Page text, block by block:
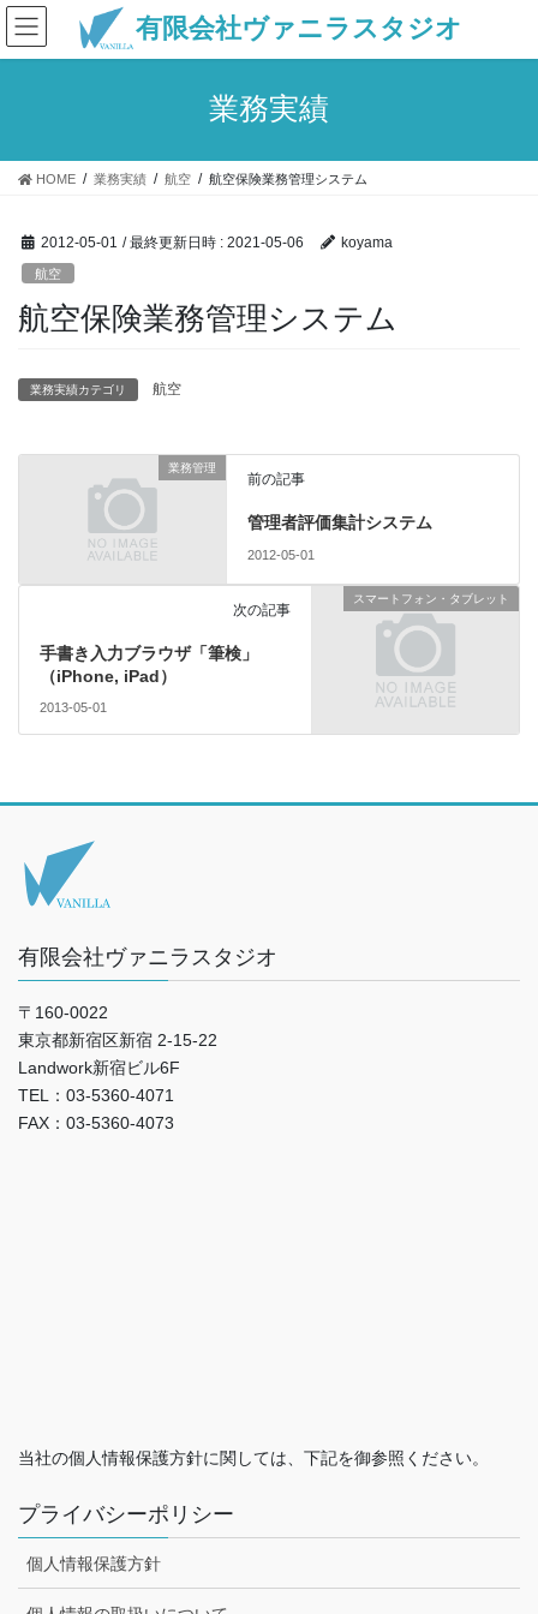
コ
ン
テ
ス
ナ
ビ
ゲ
ン
有限会社ヴァニラスタジオ
業務実績
HOME 業務実績 航空 航空保険業務管理システム
2012-05-01 / 最終更新日時 : 2021-05-06 koyama
航空
航空保険業務管理システム
業務実績カテゴリ 航空
業務管理
前の記事
管理者評価集計システム
2012-05-01
スマートフォン・タブレット
次の記事
手書き入力ブラウザ「筆検」
（iPhone, iPad）
2013-05-01
有限会社ヴァニラスタジオ
〒160-0022
東京都新宿区新宿 2-15-22
Landwork新宿ビル6F
TEL：03-5360-4071
FAX：03-5360-4073
当社の個人情報保護方針に関しては、下記を御参照ください。
プライバシーポリシー
個人情報保護方針